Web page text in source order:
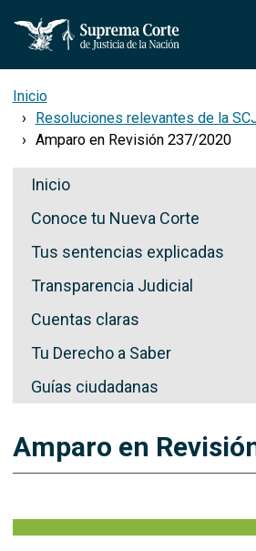
Inicio
Resoluciones relevantes de la
Amparo en Revisión 237/2020
Secciones de Transparencia
Inicio
Conoce tu Nueva Corte
Tus sentencias explicadas
Transparencia Judicial
Cuentas claras
Tu Derecho a Saber
Guías ciudadanas
Amparo en